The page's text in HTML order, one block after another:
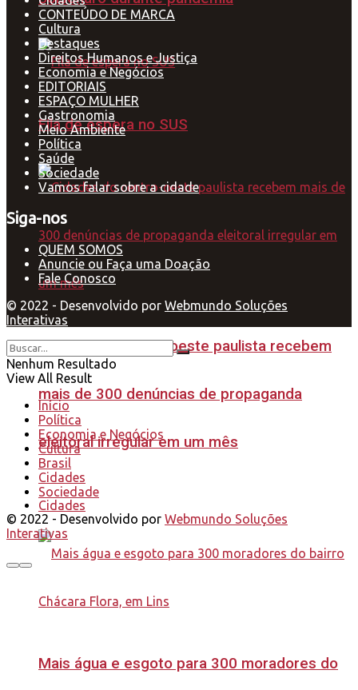
Fila de espera no SUS
Cidades do centro-oeste paulista recebem
mais de 300 denúncias de propaganda
eleitoral irregular em um mês
Cidades
Mais água e esgoto para 300 moradores do
CONTEÚDO DE MARCA
Cultura
Destaques
Direitos Humanos e Justiça
Economia e Negócios
EDITORIAIS
ESPAÇO MULHER
Gastronomia
Meio Ambiente
Política
Saúde
Sociedade
Vamos falar sobre a cidade
Siga-nos
QUEM SOMOS
Anuncie ou Faça uma Doação
Fale Conosco
© 2022 - Desenvolvido por Webmundo Soluções
Interativas
Nenhum Resultado
View All Result
Início
Política
Economia e Negócios
Cultura
Brasil
Cidades
Sociedade
© 2022 - Desenvolvido por Webmundo Soluções
Interativas